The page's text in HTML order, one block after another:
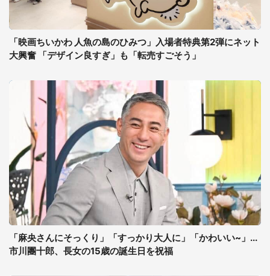
「映画ちいかわ 人魚の島のひみつ」入場者特典第2弾にネット
大興奮 「デザイン良すぎ」も「転売すごそう」
「麻央さんにそっくり」「すっかり大人に」「かわいい~」...
市川團十郎、長女の15歳の誕生日を祝福